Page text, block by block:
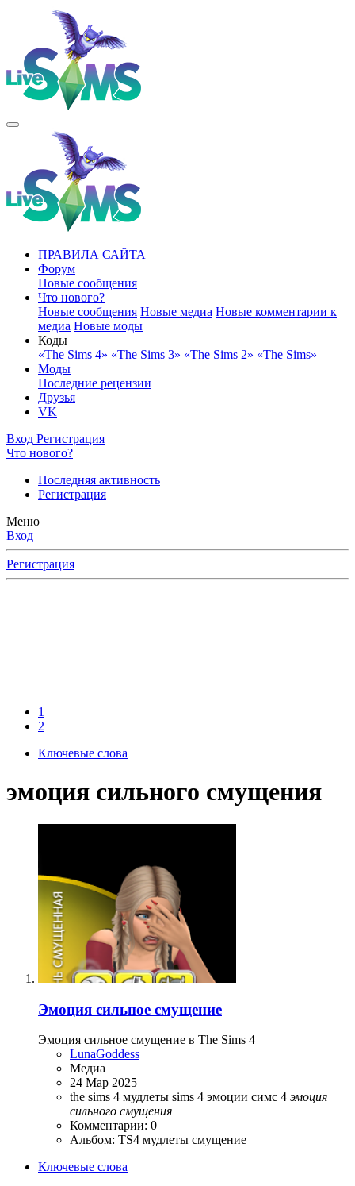
ПРАВИЛА САЙТА
Форум
Новые сообщения
Что нового?
Новые сообщения Новые медиа Новые комментарии к
медиа Новые моды
Коды
«The Sims 4» «The Sims 3» «The Sims 2» «The Sims»
Моды
Последние рецензии
Друзья
VK
Вход Регистрация
Что нового?
Последняя активность
Регистрация
Меню
Вход
Регистрация
1
2
Ключевые слова
эмоция сильного смущения
Эмоция сильное смущение
Эмоция сильное смущение в The Sims 4
LunaGoddess
Медиа
24 Мар 2025
the sims 4 мудлеты sims 4 эмоции симс 4 эмоция
сильного смущения
Комментарии: 0
Альбом: TS4 мудлеты смущение
Ключевые слова